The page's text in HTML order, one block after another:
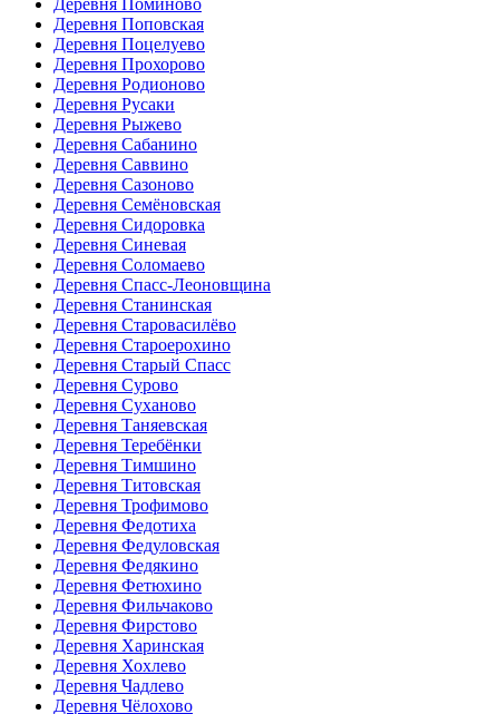
Деревня Поповская
Деревня Поцелуево
Деревня Прохорово
Деревня Родионово
Деревня Русаки
Деревня Рыжево
Деревня Сабанино
Деревня Саввино
Деревня Сазоново
Деревня Семёновская
Деревня Сидоровка
Деревня Синевая
Деревня Соломаево
Деревня Спасс-Леоновщина
Деревня Станинская
Деревня Старовасилёво
Деревня Староерохино
Деревня Старый Спасс
Деревня Сурово
Деревня Суханово
Деревня Таняевская
Деревня Теребёнки
Деревня Тимшино
Деревня Титовская
Деревня Трофимово
Деревня Федотиха
Деревня Федуловская
Деревня Федякино
Деревня Фетюхино
Деревня Фильчаково
Деревня Фирстово
Деревня Харинская
Деревня Хохлево
Деревня Чадлево
Деревня Чёлохово